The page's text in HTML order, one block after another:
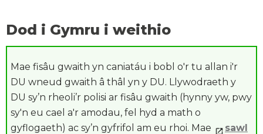
Dod i Gymru i weithio
Mae fisâu gwaith yn caniatáu i bobl o'r tu allan i'r
DU wneud gwaith â thâl yn y DU. Llywodraeth y
DU sy’n rheoli’r polisi ar fisâu gwaith (hynny yw, pwy
sy'n eu cael a'r amodau, fel hyd a math o
gyflogaeth) ac sy’n gyfrifol am eu rhoi. Mae
sawl